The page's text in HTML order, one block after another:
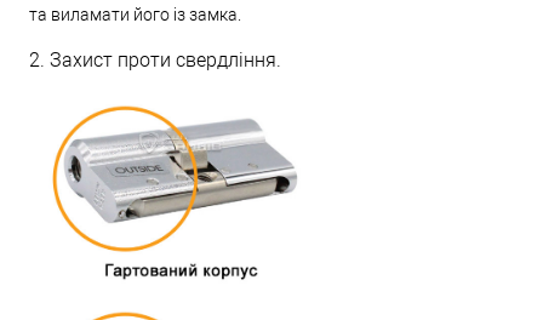
та виламати його із замка.
2. Захист проти свердління.